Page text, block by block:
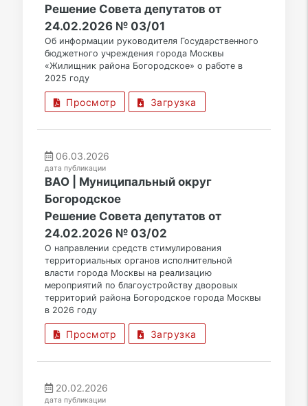
Решение Совета депутатов от
24.02.2026 № 03/01
Об информации руководителя Государственного
бюджетного учреждения города Москвы
«Жилищник района Богородское» о работе в
2025 году
Просмотр Загрузка
06.03.2026
дата публикации
ВАО | Муниципальный округ
Богородское
Решение Совета депутатов от
24.02.2026 № 03/02
О направлении средств стимулирования
территориальных органов исполнительной
власти города Москвы на реализацию
мероприятий по благоустройству дворовых
территорий района Богородское города Москвы
в 2026 году
Просмотр Загрузка
20.02.2026
дата публикации